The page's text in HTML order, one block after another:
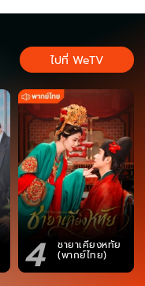
4 ชายาเคียงหทัย
(พากย์ไทย)
ไปที่ WeTV